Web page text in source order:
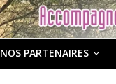
NOS PARTENAIRES